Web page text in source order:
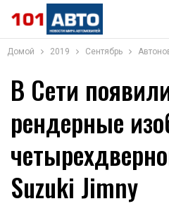
Домой 2019 Сентябрь
В Сети
рендерные
Suzuki Jimny